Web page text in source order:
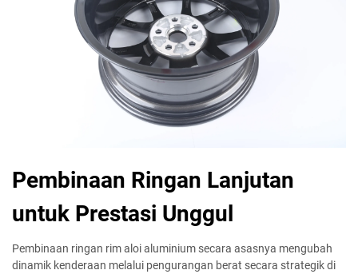
Pembinaan Ringan Lanjutan
untuk Prestasi Unggul
Pembinaan ringan rim aloi aluminium secara asasnya mengubah
dinamik kenderaan melalui pengurangan berat secara strategik di